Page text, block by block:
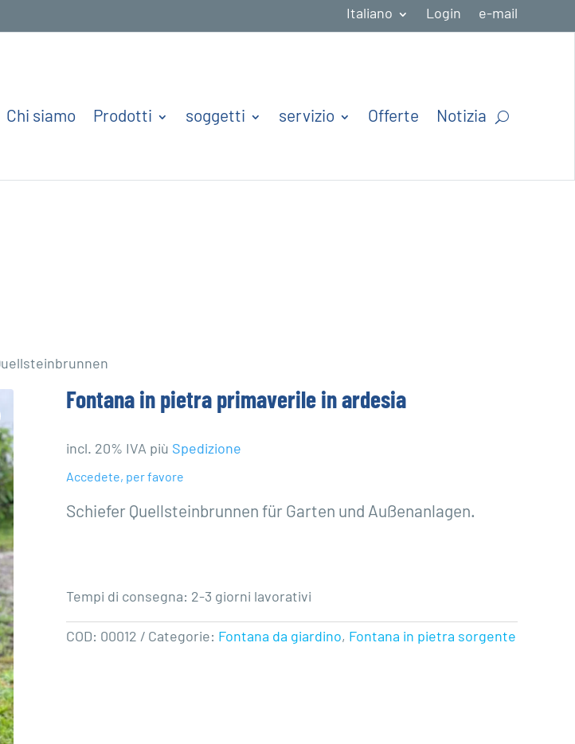
Italiano Login e-mail
Chi siamo Prodotti soggetti servizio Offerte Notizia
Fontana in pietra primaverile in ardesia
incl. 20% IVA più Spedizione
Accedete, per favore
Schiefer Quellsteinbrunnen für Garten und Außenanlagen.
Tempi di consegna: 2-3 giorni lavorativi
COD: 00012 Categorie: Fontana da giardino, Fontana in pietra sorgente